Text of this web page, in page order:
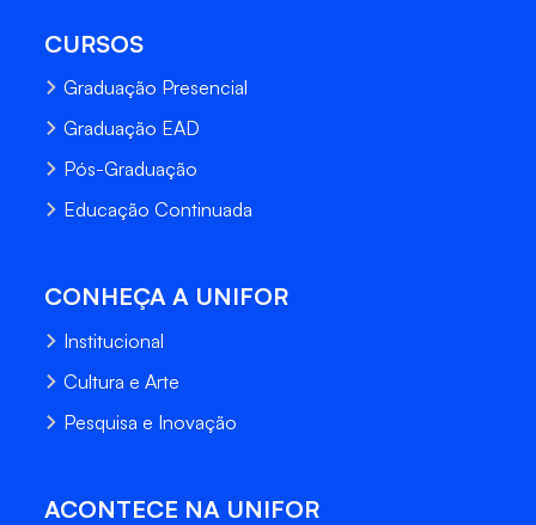
CURSOS
Graduação Presencial
Graduação EAD
Pós-Graduação
Educação Continuada
CONHEÇA A UNIFOR
Institucional
Cultura e Arte
Pesquisa e Inovação
ACONTECE NA UNIFOR